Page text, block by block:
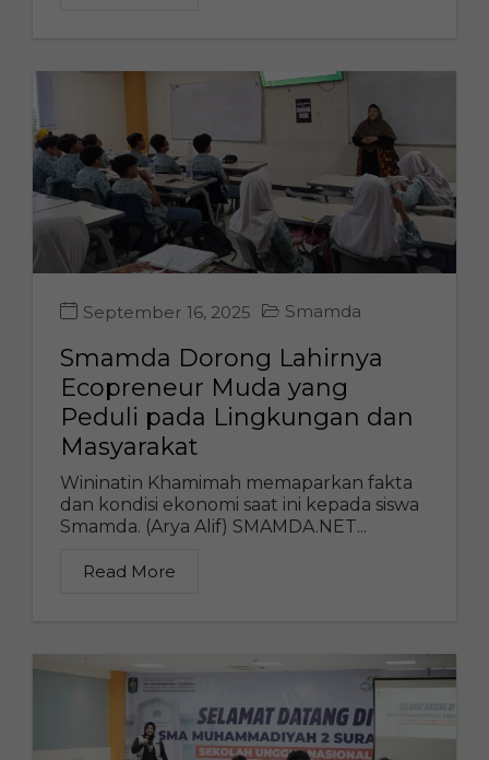
September 16, 2025 Smamda
Smamda Dorong Lahirnya
Ecopreneur Muda yang
Peduli pada Lingkungan dan
Masyarakat
Wininatin Khamimah memaparkan fakta
dan kondisi ekonomi saat ini kepada siswa
Smamda. (Arya Alif) SMAMDA.NET...
Read More